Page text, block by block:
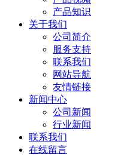
产品知识
关于我们
公司简介
服务支持
联系我们
网站导航
友情链接
新闻中心
公司新闻
行业新闻
联系我们
在线留言